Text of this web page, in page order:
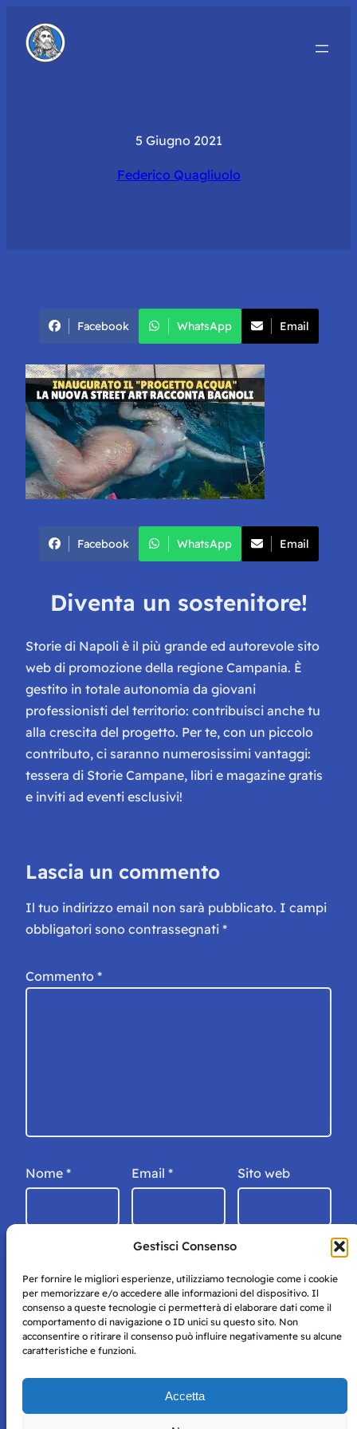
Gestisci Consenso
Per fornire le migliori esperienze, utilizziamo tecnologie come i cookie
per memorizzare e/o accedere alle informazioni del dispositivo. Il
consenso a queste tecnologie ci permetterà di elaborare dati come il
comportamento di navigazione o ID unici su questo sito. Non
acconsentire o ritirare il consenso può influire negativamente su alcune
caratteristiche e funzioni.
Accetta
5 Giugno 2021
Federico Quagliuolo
Facebook WhatsApp Email
Facebook WhatsApp Email
Diventa un sostenitore!
Storie di Napoli è il più grande ed autorevole sito
web di promozione della regione Campania. È
gestito in totale autonomia da giovani
professionisti del territorio: contribuisci anche tu
alla crescita del progetto. Per te, con un piccolo
contributo, ci saranno numerosissimi vantaggi:
tessera di Storie Campane, libri e magazine gratis
e inviti ad eventi esclusivi!
Lascia un commento
Il tuo indirizzo email non sarà pubblicato. I campi
obbligatori sono contrassegnati *
Commento *
Nome * Email * Sito web
Storie di Napoli è una testata registrata presso il tribunale di